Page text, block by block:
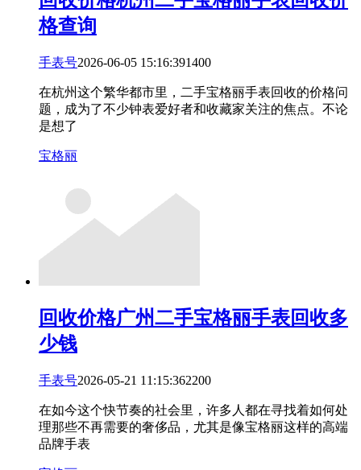
格查询
手表号2026-06-05 15:16:391400
在杭州这个繁华都市里，二手宝格丽手表回收的价格问
题，成为了不少钟表爱好者和收藏家关注的焦点。不论
是想了
宝格丽
回收价格广州二手宝格丽手表回收多
少钱
手表号2026-05-21 11:15:362200
在如今这个快节奏的社会里，许多人都在寻找着如何处
理那些不再需要的奢侈品，尤其是像宝格丽这样的高端
品牌手表